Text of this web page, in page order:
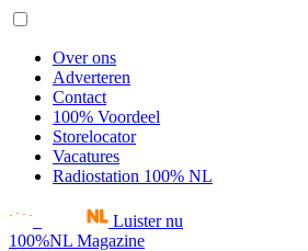
Over ons
Adverteren
Contact
100% Voordeel
Storelocator
Vacatures
Radiostation 100% NL
Luister nu
100%NL Magazine